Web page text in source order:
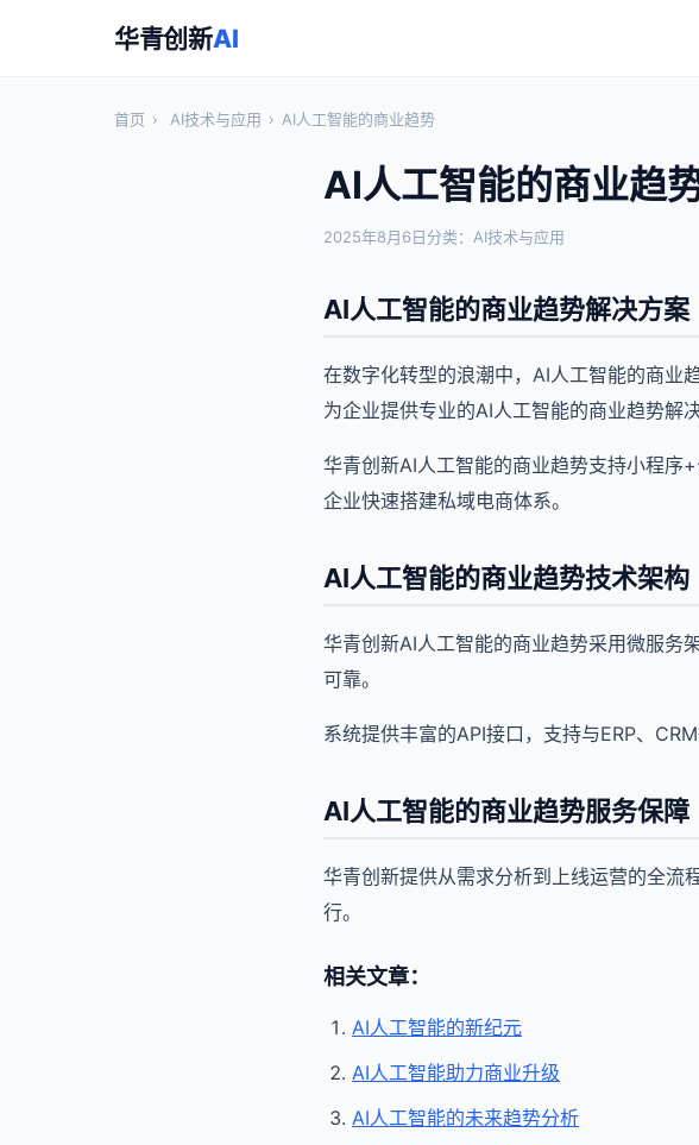
华青创新AI
首页 › AI技术与应用 › AI人工智能的商业趋势
AI人工智能的商业趋
2025年8月6日分类：AI技术与应用
AI人工智能的商业趋势解决方案
在数字化转型的浪潮中，AI人工智能的商业
为企业提供专业的AI人工智能的商业趋势解决
华青创新AI人工智能的商业趋势支持小程
企业快速搭建私域电商体系。
AI人工智能的商业趋势技术架构
华青创新AI人工智能的商业趋势采用微服务
可靠。
系统提供丰富的API接口，支持与ERP、
AI人工智能的商业趋势服务保障
华青创新提供从需求分析到上线运营的全流
行。
相关文章：
AI人工智能的新纪元
AI人工智能助力商业升级
AI人工智能的未来趋势分析